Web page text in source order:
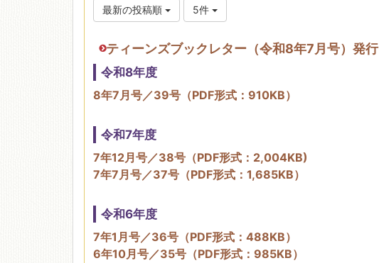
移動図書館
最新の投稿順 5件
ティーンズブックレター（令和8年7月号）発行
令和8年度
8年7月号／39号（PDF形式：910KB）
令和7年度
7年12月号／38号（PDF形式：2,004KB)
7年7月号／37号（PDF形式：1,685KB）
令和6年度
7年1月号／36号（PDF形式：488KB）
6年10月号／35号（PDF形式：985KB）